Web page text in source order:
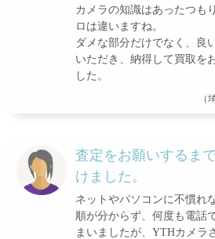
カメラの知識はあったつも
ロは違いますね。
ダメな部分だけでなく、良
いただき、納得して買取を
した。
査定をお願いするま
けました。
ネットやパソコンに不慣れ
順が分からず、何度も電話
まいましたが、YTHカメラ